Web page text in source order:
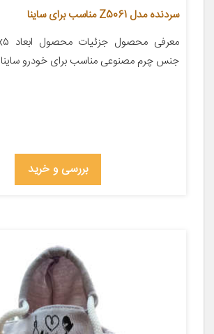
سردنده مدل Z5061 مناسب برای ساینا
جنس چرم مصنوعی مناسب برای خودرو ساینا
بررسی و خرید